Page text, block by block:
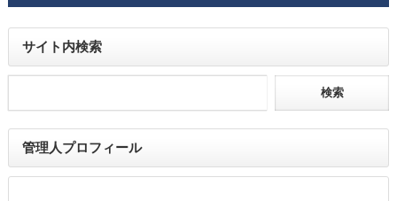
サイト内検索
管理人プロフィール